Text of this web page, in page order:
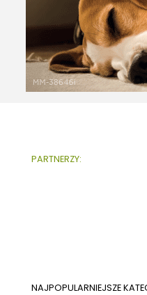
PARTNERZY:
NAJPOPULARNIEJSZE